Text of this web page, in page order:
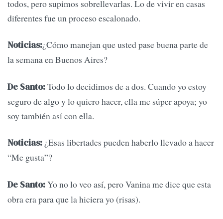
todos, pero supimos sobrellevarlas. Lo de vivir en casas
diferentes fue un proceso escalonado.
Noticias:¿Cómo manejan que usted pase buena parte de
la semana en Buenos Aires?
De Santo:Todo lo decidimos de a dos. Cuando yo estoy
seguro de algo y lo quiero hacer, ella me súper apoya; yo
soy también así con ella.
Noticias: ¿Esas libertades pueden haberlo llevado a hacer
“Me gusta”?
De Santo:Yo no lo veo así, pero Vanina me dice que esta
obra era para que la hiciera yo (risas).